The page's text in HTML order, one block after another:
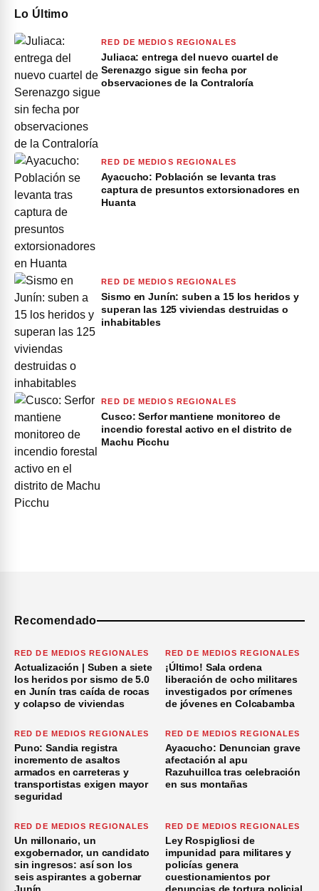
Lo Último
RED DE MEDIOS REGIONALES
Juliaca: entrega del nuevo cuartel de
Serenazgo sigue sin fecha por
observaciones de la Contraloría
RED DE MEDIOS REGIONALES
Ayacucho: Población se levanta tras
captura de presuntos extorsionadores en
Huanta
RED DE MEDIOS REGIONALES
Sismo en Junín: suben a 15 los heridos y
superan las 125 viviendas destruidas o
inhabitables
RED DE MEDIOS REGIONALES
Cusco: Serfor mantiene monitoreo de
incendio forestal activo en el distrito de
Machu Picchu
Recomendado
RED DE MEDIOS REGIONALES
Actualización | Suben a siete
los heridos por sismo de 5.0
en Junín tras caída de rocas
y colapso de viviendas
RED DE MEDIOS REGIONALES
¡Último! Sala ordena
liberación de ocho militares
investigados por crímenes
de jóvenes en Colcabamba
RED DE MEDIOS REGIONALES
Puno: Sandia registra
incremento de asaltos
armados en carreteras y
transportistas exigen mayor
seguridad
RED DE MEDIOS REGIONALES
Ayacucho: Denuncian grave
afectación al apu
Razuhuillca tras celebración
en sus montañas
RED DE MEDIOS REGIONALES
Un millonario, un
exgobernador, un candidato
sin ingresos: así son los
seis aspirantes a gobernar
RED DE MEDIOS REGIONALES
Ley Rospigliosi de
impunidad para militares y
policías genera
cuestionamientos por